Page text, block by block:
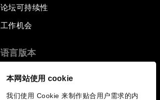
本网站使用 cookie
我们使用 Cookie 来制作贴合用户需求的内
论坛可持续性
工作机会
语言版本